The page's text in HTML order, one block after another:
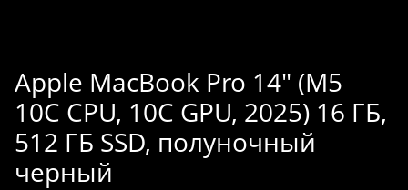
Apple MacBook Pro 14" (M5
10C CPU, 10C GPU, 2025) 16 ГБ,
512 ГБ SSD, полуночный
черный